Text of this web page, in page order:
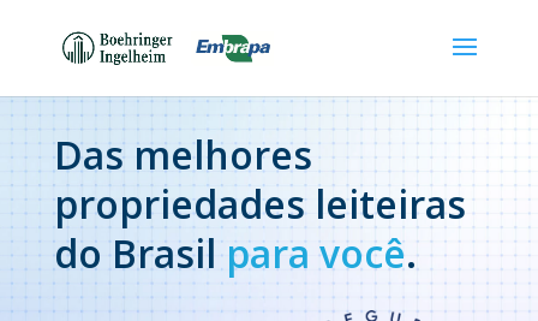
Das melhores
propriedades leiteiras
do Brasilpara você.